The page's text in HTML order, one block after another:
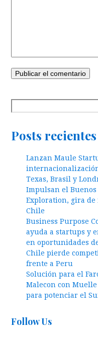
Posts recientes
Lanzan Maule
Texas, Brasil y
Impulsan el
Exploration, gira de
Chile
Business Purpose
ayuda a startups y
en oportunidades
Chile pierde
frente a Peru
Solución para el
Malecon con
para potenciar el
Follow Us